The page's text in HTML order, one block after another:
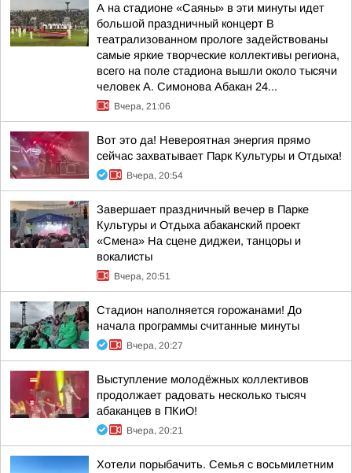
А на стадионе «Саяны» в эти минуты идет
большой праздничный концерт В
театрализованном прологе задействованы
самые яркие творческие коллективы региона,
всего на поле стадиона вышли около тысячи
человек А. Симонова Абакан 24...
Вчера, 21:06
Вот это да! Невероятная энергия прямо
сейчас захватывает Парк Культуры и Отдыха!
Вчера, 20:54
Завершает праздничный вечер в Парке
Культуры и Отдыха абаканский проект
«Смена» На сцене диджеи, танцоры и
вокалисты
Вчера, 20:51
Стадион наполняется горожанами! До
начала программы считанные минуты
Вчера, 20:27
Выступление молодёжных коллективов
продолжает радовать несколько тысяч
абаканцев в ПКиО!
Вчера, 20:21
Хотели порыбачить. Семья с восьмилетним